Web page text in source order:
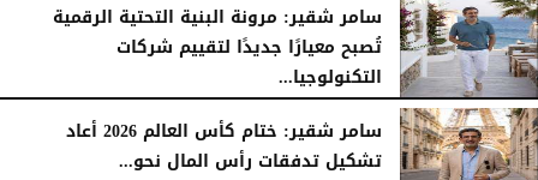
سامر شقير: مرونة البنية التحتية الرقمية
تُصبح معيارًا جديدًا لتقييم شركات
التكنولوجيا...
الأحد، 26 يوليو 2026 07:03 مـ
سامر شقير: ختام كأس العالم 2026 أعاد
تشكيل تدفقات رأس المال نحو...